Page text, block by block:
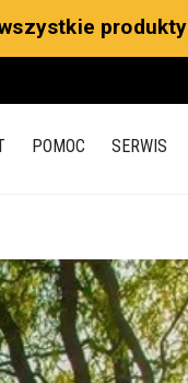
produkty
POMOC SERWIS